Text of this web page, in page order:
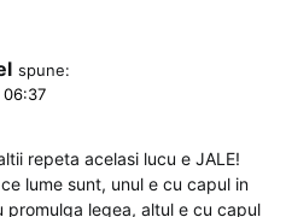
spune:
06:37
repeta acelasi lucu e JALE!
lume sunt, unul e cu capul in
promulga legea, altul e cu capul